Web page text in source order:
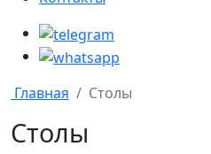
Главная Столы
Столы